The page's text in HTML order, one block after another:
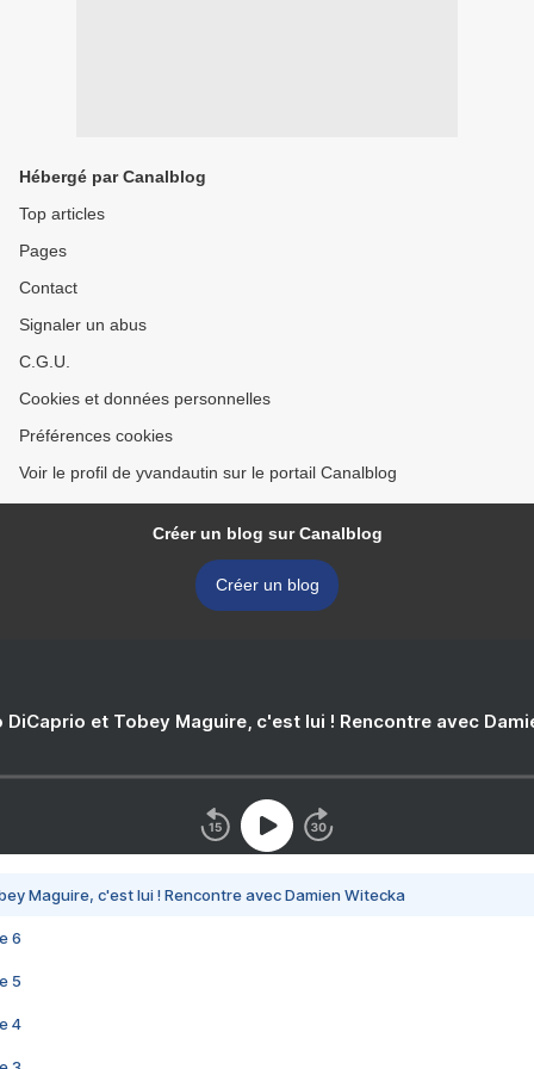
Hébergé par Canalblog
Top articles
Pages
Contact
Signaler un abus
C.G.U.
Cookies et données personnelles
Préférences cookies
Voir le profil de yvandautin sur le portail Canalblog
Créer un blog sur Canalblog
Créer un blog
DiCaprio et Tobey Maguire, c'est lui ! Rencontre avec
Maguire, c'est lui ! Rencontre avec Damien Witecka
6
5
4